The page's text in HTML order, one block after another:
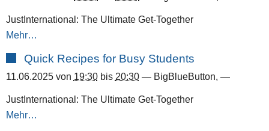
JustInternational: The Ultimate Get-Together
Mehr…
Quick Recipes for Busy Students
11.06.2025von 19:30bis 20:30 — BigBlueButton, —
JustInternational: The Ultimate Get-Together
Mehr…